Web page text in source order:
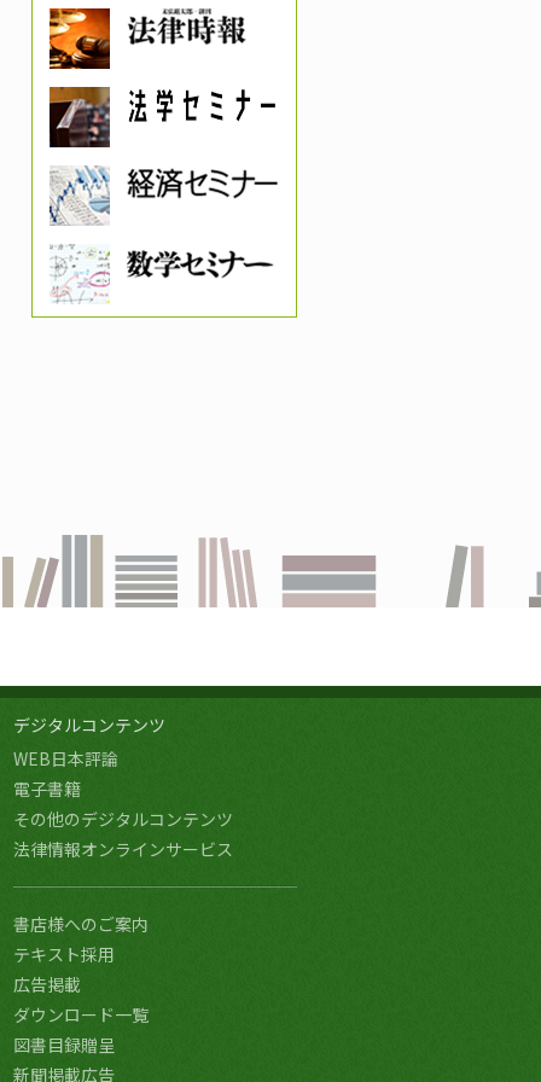
デジタルコンテンツ
WEB日本評論
電子書籍
その他のデジタルコンテンツ
法律情報オンラインサービス
書店様へのご案内
テキスト採用
広告掲載
ダウンロード一覧
図書目録贈呈
新聞掲載広告